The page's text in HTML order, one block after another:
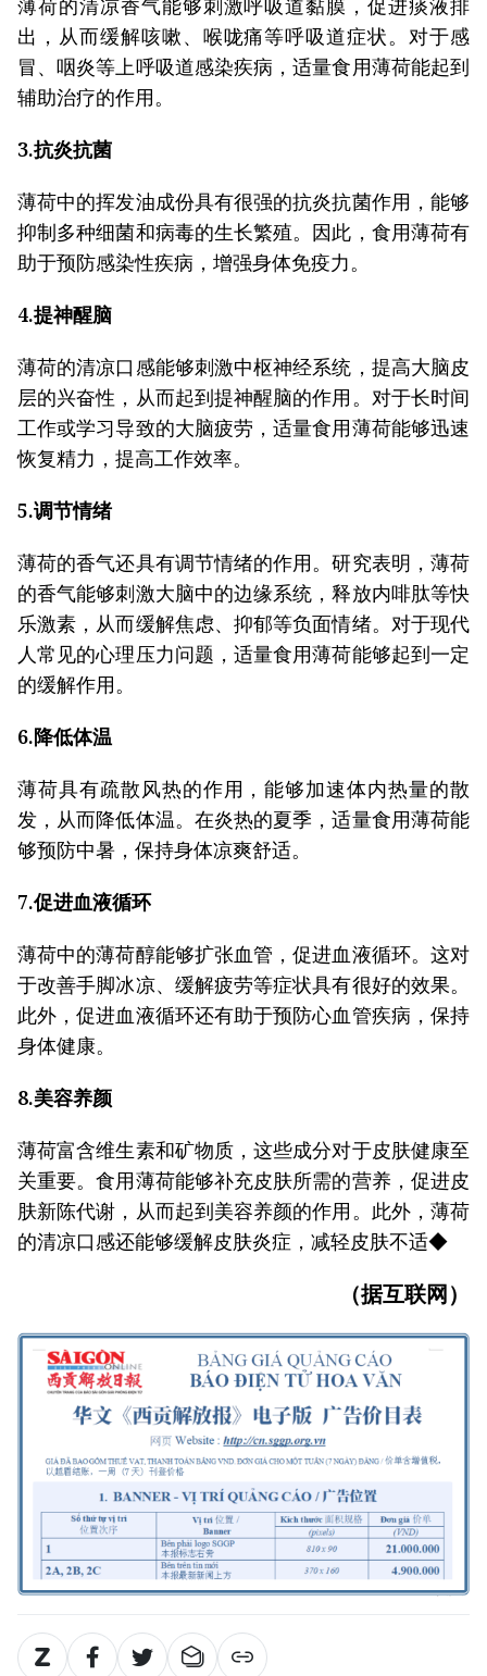
薄荷的清凉香气能够刺激呼吸道黏膜，促进痰液排
出，从而缓解咳嗽、喉咙痛等呼吸道症状。对于感
冒、咽炎等上呼吸道感染疾病，适量食用薄荷能起到
辅助治疗的作用。
3.抗炎抗菌
薄荷中的挥发油成份具有很强的抗炎抗菌作用，能够
抑制多种细菌和病毒的生长繁殖。因此，食用薄荷有
助于预防感染性疾病，增强身体免疫力。
4.提神醒脑
薄荷的清凉口感能够刺激中枢神经系统，提高大脑皮
层的兴奋性，从而起到提神醒脑的作用。对于长时间
工作或学习导致的大脑疲劳，适量食用薄荷能够迅速
恢复精力，提高工作效率。
5.调节情绪
薄荷的香气还具有调节情绪的作用。研究表明，薄荷
的香气能够刺激大脑中的边缘系统，释放内啡肽等快
乐激素，从而缓解焦虑、抑郁等负面情绪。对于现代
人常见的心理压力问题，适量食用薄荷能够起到一定
的缓解作用。
6.降低体温
薄荷具有疏散风热的作用，能够加速体内热量的散
发，从而降低体温。在炎热的夏季，适量食用薄荷能
够预防中暑，保持身体凉爽舒适。
7.促进血液循环
薄荷中的薄荷醇能够扩张血管，促进血液循环。这对
于改善手脚冰凉、缓解疲劳等症状具有很好的效果。
此外，促进血液循环还有助于预防心血管疾病，保持
身体健康。
8.美容养颜
薄荷富含维生素和矿物质，这些成分对于皮肤健康至
关重要。食用薄荷能够补充皮肤所需的营养，促进皮
肤新陈代谢，从而起到美容养颜的作用。此外，薄荷
的清凉口感还能够缓解皮肤炎症，减轻皮肤不适◆
（据互联网）